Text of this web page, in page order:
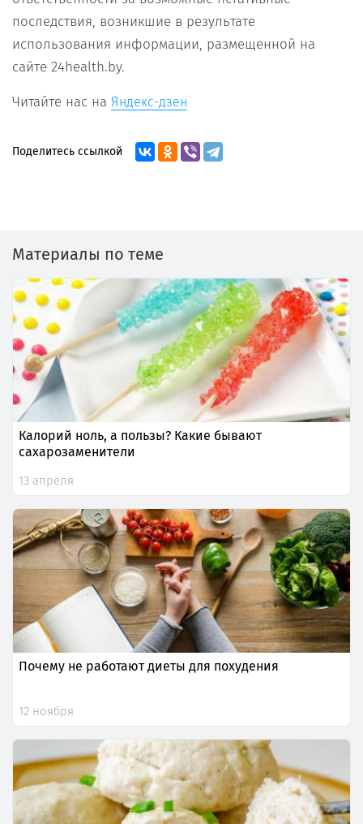
последствия, возникшие в результате
использования информации, размещенной на
сайте 24health.by.
Читайте нас на Яндекс-дзен
Поделитесь ссылкой
Материалы по теме
Калорий ноль, а пользы? Какие бывают
сахарозаменители
13 апреля
Почему не работают диеты для похудения
12 ноября